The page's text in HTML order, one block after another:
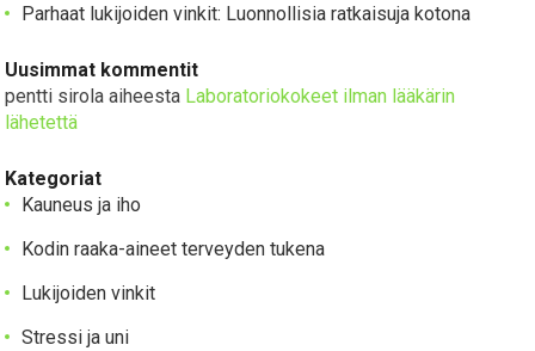
Parhaat lukijoiden vinkit: Luonnollisia ratkaisuja kotona
Uusimmat kommentit
pentti sirola aiheesta Laboratoriokokeet ilman lääkärin
lähetettä
Kategoriat
Kauneus ja iho
Kodin raaka-aineet terveyden tukena
Lukijoiden vinkit
Stressi ja uni